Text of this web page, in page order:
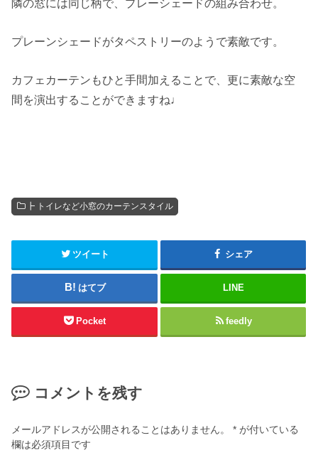
隣の窓には同じ柄で、プレーシェードの組み合わせ。
プレーンシェードがタペストリーのようで素敵です。
カフェカーテンもひと手間加えることで、更に素敵な空
間を演出することができますね♩
┣ トイレなど小窓のカーテンスタイル
ツイート シェア
はてブ LINE
Pocket feedly
コメントを残す
メールアドレスが公開されることはありません。 * が付いている
欄は必須項目です